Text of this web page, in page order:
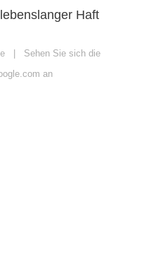
Haft
Sehen Sie sich die
an